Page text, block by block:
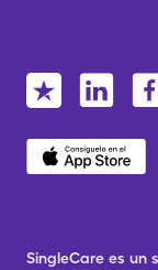
SingleCare es un